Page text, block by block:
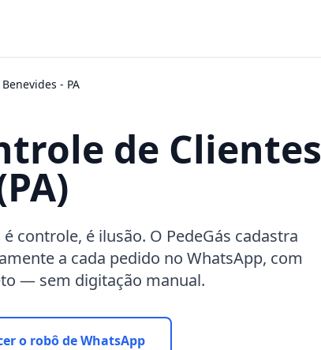
Benevides - PA
de Clientes
controle, é ilusão. O PedeGás cadastra
a cada pedido no WhatsApp, com
— sem digitação manual.
o robô de WhatsApp